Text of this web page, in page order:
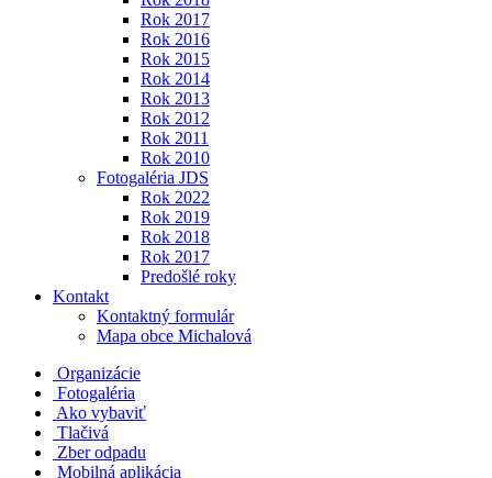
Rok 2017
Rok 2016
Rok 2015
Rok 2014
Rok 2013
Rok 2012
Rok 2011
Rok 2010
Fotogaléria JDS
Rok 2022
Rok 2019
Rok 2018
Rok 2017
Predošlé roky
Kontakt
Kontaktný formulár
Mapa obce Michalová
Organizácie
Fotogaléria
Ako vybaviť
Tlačivá
Zber odpadu
Mobilná aplikácia